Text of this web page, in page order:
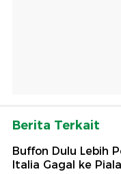
Berita Terkait
Buffon Dulu Lebih
Italia Gagal ke